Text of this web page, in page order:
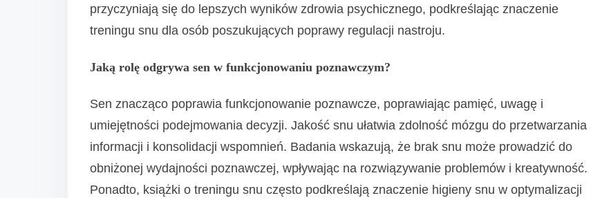
przyczyniają się do lepszych wyników zdrowia psychicznego, podkreślając znaczenie
treningu snu dla osób poszukujących poprawy regulacji nastroju.
Jaką rolę odgrywa sen w funkcjonowaniu poznawczym?
Sen znacząco poprawia funkcjonowanie poznawcze, poprawiając pamięć, uwagę i
umiejętności podejmowania decyzji. Jakość snu ułatwia zdolność mózgu do przetwarzania
informacji i konsolidacji wspomnień. Badania wskazują, że brak snu może prowadzić do
obniżonej wydajności poznawczej, wpływając na rozwiązywanie problemów i kreatywność.
Ponadto, książki o treningu snu często podkreślają znaczenie higieny snu w optymalizacji